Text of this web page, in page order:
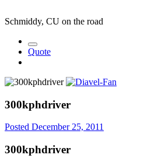
Schmiddy, CU on the road
Quote
300kphdriver
Posted December 25, 2011
300kphdriver